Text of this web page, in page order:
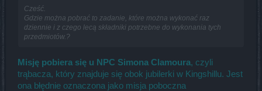
Cześć.
Gdzie można pobrać to zadanie, które można wykonać raz
dziennie i z czego lecą składniki potrzebne do wykonania tych
przedmiotów.?
Misję pobiera się u NPC Simona Clamoura, czyli
trąbacza, który znajduje się obok jubilerki w Kingshillu. Jest
ona błędnie oznaczona jako misja poboczna